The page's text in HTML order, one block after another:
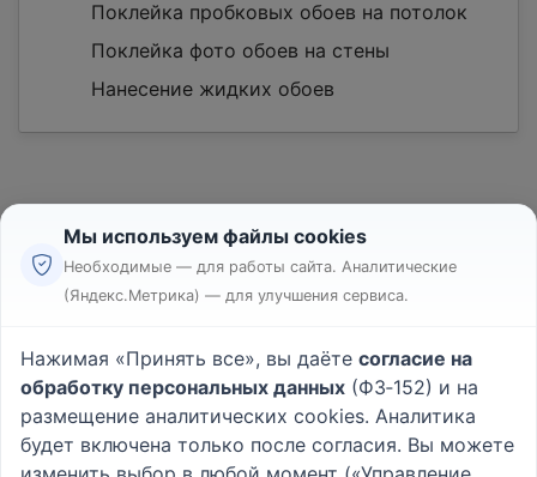
Поклейка пробковых обоев на потолок
Поклейка фото обоев на стены
Нанесение жидких обоев
Реклама
Пользовательское соглашение
Политика конфиденциальности
Вопрос - Ответ|О проекте
Мы используем файлы cookies
Необходимые — для работы сайта. Аналитические
(Яндекс.Метрика) — для улучшения сервиса.
Нажимая «Принять все», вы даёте согласие на
обработку персональных данных (ФЗ‑152) и на
размещение аналитических cookies. Аналитика
будет включена только после согласия. Вы можете